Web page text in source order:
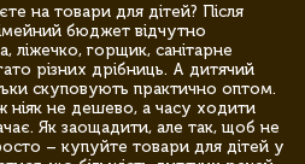
на товари для дітей? Після
бюджет відчутно
ліжечко, горщик, санітарне
різних дрібниць. А дитячий
скуповують практично оптом.
ніяк не дешево, а часу ходити
Як заощадити, але так, щоб не
– купуйте товари для дітей у